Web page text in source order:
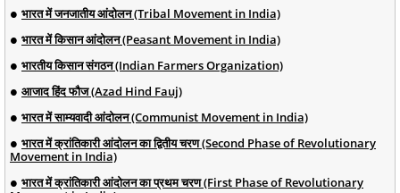
भारत में जनजातीय आंदोलन (Tribal Movement in India)
भारत में किसान आंदोलन (Peasant Movement in India)
भारतीय किसान संगठन (Indian Farmers Organization)
आजाद हिंद फौज (Azad Hind Fauj)
भारत में साम्यवादी आंदोलन (Communist Movement in India)
भारत में क्रांतिकारी आंदोलन का द्वितीय चरण (Second Phase of Revolutionary
Movement in India)
भारत में क्रांतिकारी आंदोलन का प्रथम चरण (First Phase of Revolutionary